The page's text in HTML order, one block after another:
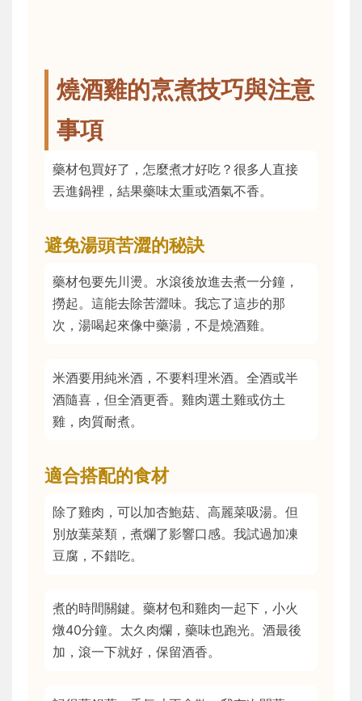
燒酒雞的烹煮技巧與注意
事項
藥材包買好了，怎麼煮才好吃？很多人直接
丟進鍋裡，結果藥味太重或酒氣不香。
避免湯頭苦澀的秘訣
藥材包要先川燙。水滾後放進去煮一分鐘，
撈起。這能去除苦澀味。我忘了這步的那
次，湯喝起來像中藥湯，不是燒酒雞。
米酒要用純米酒，不要料理米酒。全酒或半
酒隨喜，但全酒更香。雞肉選土雞或仿土
雞，肉質耐煮。
適合搭配的食材
除了雞肉，可以加杏鮑菇、高麗菜吸湯。但
別放葉菜類，煮爛了影響口感。我試過加凍
豆腐，不錯吃。
煮的時間關鍵。藥材包和雞肉一起下，小火
燉40分鐘。太久肉爛，藥味也跑光。酒最後
加，滾一下就好，保留酒香。